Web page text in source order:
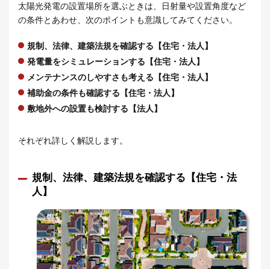
太陽光発電の設置場所を選ぶときは、日射量や設置角度など
の条件とあわせ、次のポイントも意識してみてください。
規制、法律、建築法規を確認する【住宅・法人】
発電量をシミュレーションする【住宅・法人】
メンテナンスのしやすさも考える【住宅・法人】
補助金の条件も確認する【住宅・法人】
敷地外への設置も検討する【法人】
それぞれ詳しく解説します。
規制、法律、建築法規を確認する【住宅・法
人】